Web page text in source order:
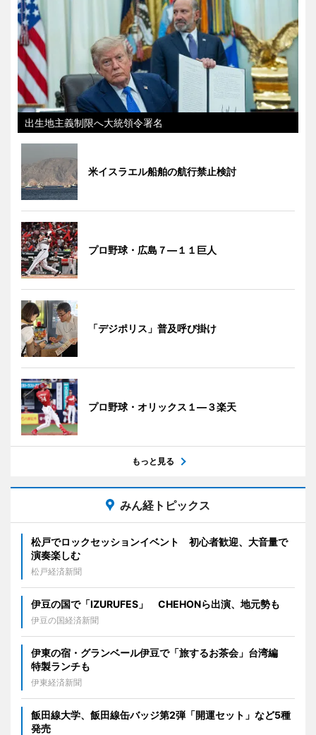
出生地主義制限へ大統領令署名
米イスラエル船舶の航行禁止検討
プロ野球・広島７―１１巨人
「デジポリス」普及呼び掛け
プロ野球・オリックス１―３楽天
もっと見る
みん経トピックス
松戸でロックセッションイベント 初心者歓迎、大音量で
演奏楽しむ
松戸経済新聞
伊豆の国で「IZURUFES」 CHEHONら出演、地元勢も
伊豆の国経済新聞
伊東の宿・グランベール伊豆で「旅するお茶会」台湾編
特製ランチも
伊東経済新聞
飯田線大学、飯田線缶バッジ第2弾「開運セット」など5種
発売